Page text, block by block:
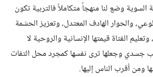
السوية وضع لنا منهجاً متكاملاً فالتربية تكون
والحوار الهادف المعتدل، وتعزيز الحشمة
الفتاة قيمتها الإنسانية والروحية لا
جسدي وجعلها ترى نفسها كمجرد محل التفات
ومن أقرب الناس إليها.